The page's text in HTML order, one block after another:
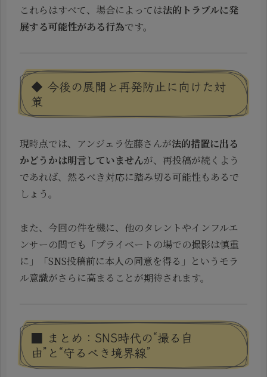
これらはすべて、場合によっては法的トラブルに発
展する可能性がある行為です。
◆ 今後の展開と再発防止に向けた対
策
現時点では、アンジェラ佐藤さんが法的措置に出る
かどうかは明言していませんが、再投稿が続くよう
であれば、然るべき対応に踏み切る可能性もあるで
しょう。
また、今回の件を機に、他のタレントやインフルエ
ンサーの間でも「プライベートの場での撮影は慎重
に」「SNS投稿前に本人の同意を得る」というモラ
ル意識がさらに高まることが期待されます。
■ まとめ：SNS時代の“撮る自
由”と“守るべき境界線”